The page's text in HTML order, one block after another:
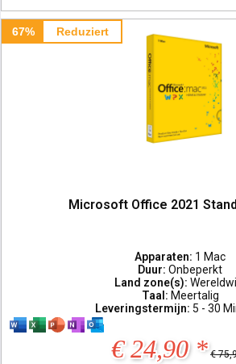
67% Reduziert
Microsoft Office 2021
Apparaten: 1 Mac
Duur:Onbeperkt
Land zone(s):
Taal: Meertalig
Leveringstermijn: 5 - 30
€ 24,90 * €